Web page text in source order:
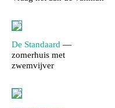
De Standaard —
zomerhuis met
zwemvijver